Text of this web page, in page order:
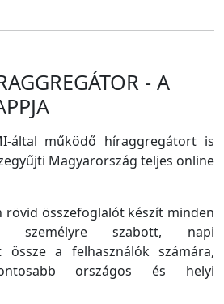
- A
által működő híraggregátort is
Magyarország teljes online
rövid összefoglalót készít minden
személyre szabott, napi
össze a felhasználók számára,
országos és helyi